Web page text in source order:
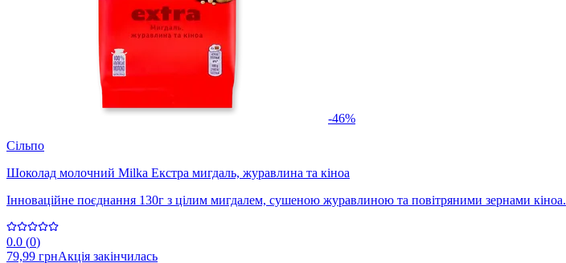
-46%
Сільпо
Шоколад молочний Milka Екстра мигдаль, журавлина та кіноа
Інноваційне поєднання 130г з цілим мигдалем, сушеною журавлиною та повітряними зернами кіноа.
0.0 (0)
79,99 грнАкція закінчилась